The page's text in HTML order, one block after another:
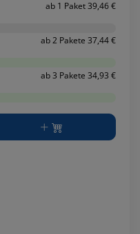
ab 1 Paket 39,46 €
ab 2 Pakete 37,44 €
ab 3 Pakete 34,93 €